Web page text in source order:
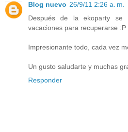
Blog nuevo 26/9/11 2:26 a. m.
Después de la ekoparty se
vacaciones para recuperarse :P
Impresionante todo, cada vez
Un gusto saludarte y muchas
Responder